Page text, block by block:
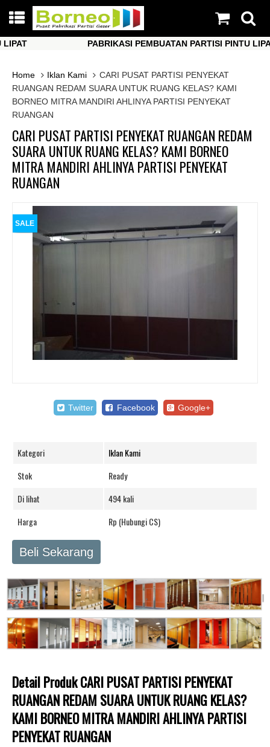
PABRIKASI PEMBUATAN PARTISI PINTU LIPAT
Home
Iklan Kami
CARI PUSAT PARTISI PENYEKAT
RUANGAN REDAM SUARA UNTUK RUANG KELAS? KAMI
BORNEO MITRA MANDIRI AHLINYA PARTISI PENYEKAT
RUANGAN
CARI PUSAT PARTISI PENYEKAT RUANGAN REDAM
SUARA UNTUK RUANG KELAS? KAMI BORNEO
MITRA MANDIRI AHLINYA PARTISI PENYEKAT
RUANGAN
SALE
Twitter Facebook Google+
Kategori
Iklan Kami
Stok
Ready
Di lihat
494 kali
Harga
Rp (Hubungi CS)
Beli Sekarang
Detail Produk CARI PUSAT PARTISI PENYEKAT
RUANGAN REDAM SUARA UNTUK RUANG KELAS?
KAMI BORNEO MITRA MANDIRI AHLINYA PARTISI
PENYEKAT RUANGAN